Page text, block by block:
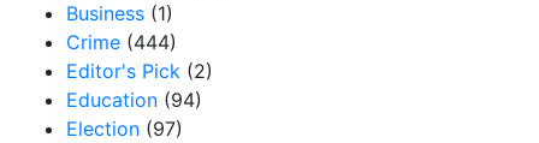
Business (1)
Crime (444)
Editor's Pick (2)
Education (94)
Election (97)